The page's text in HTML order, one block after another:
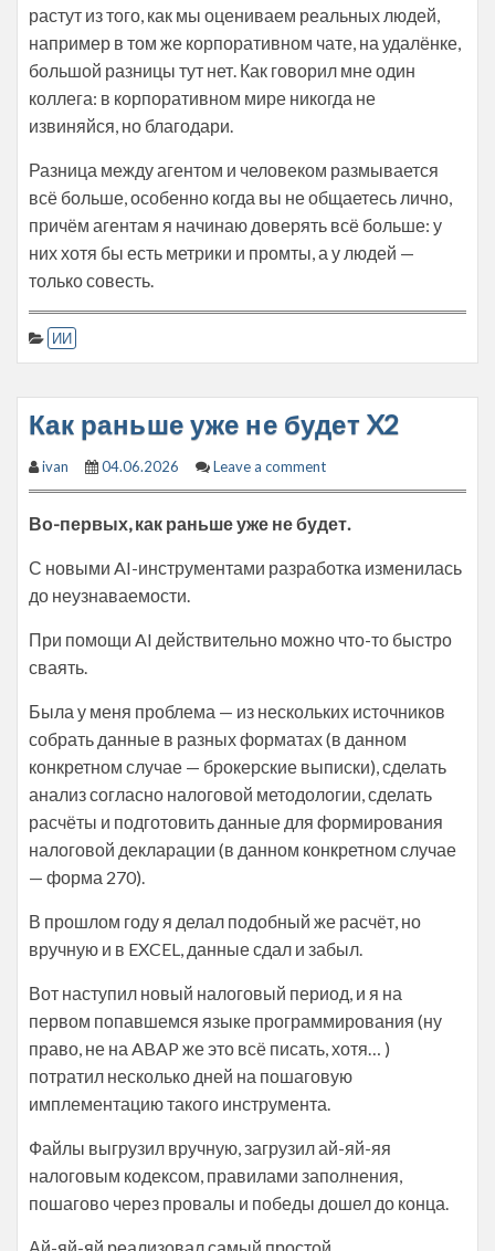
растут из того, как мы оцениваем реальных людей,
например в том же корпоративном чате, на удалёнке,
большой разницы тут нет. Как говорил мне один
коллега: в корпоративном мире никогда не
извиняйся, но благодари.
Разница между агентом и человеком размывается
всё больше, особенно когда вы не общаетесь лично,
причём агентам я начинаю доверять всё больше: у
них хотя бы есть метрики и промты, а у людей —
только совесть.
ИИ
Как раньше уже не будет X2
ivan 04.06.2026 Leave a comment
Во-первых, как раньше уже не будет.
С новыми AI-инструментами разработка изменилась
до неузнаваемости.
При помощи AI действительно можно что-то быстро
сваять.
Была у меня проблема — из нескольких источников
собрать данные в разных форматах (в данном
конкретном случае — брокерские выписки), сделать
анализ согласно налоговой методологии, сделать
расчёты и подготовить данные для формирования
налоговой декларации (в данном конкретном случае
— форма 270).
В прошлом году я делал подобный же расчёт, но
вручную и в EXCEL, данные сдал и забыл.
Вот наступил новый налоговый период, и я на
первом попавшемся языке программирования (ну
право, не на ABAP же это всё писать, хотя… )
потратил несколько дней на пошаговую
имплементацию такого инструмента.
Файлы выгрузил вручную, загрузил ай-яй-яя
налоговым кодексом, правилами заполнения,
пошагово через провалы и победы дошел до конца.